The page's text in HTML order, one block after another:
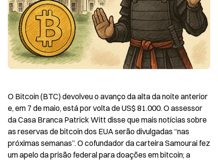
O Bitcoin (BTC) devolveu o avanço da alta da noite anterior
e, em 7 de maio, está por volta de US$ 81.000. O assessor
da Casa Branca Patrick Witt disse que mais notícias sobre
as reservas de bitcoin dos EUA serão divulgadas “nas
próximas semanas”. O cofundador da carteira Samourai fez
um apelo da prisão federal para doações em bitcoin; a